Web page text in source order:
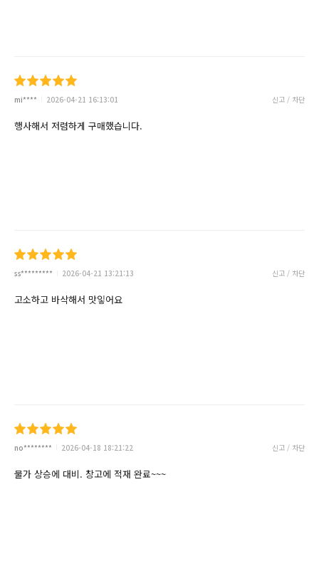
mi**** 2026-04-21 16:13:01 신고 / 차단
행사해서 저렴하게 구매했습니다.
ss********* 2026-04-21 13:21:13 신고 / 차단
고소하고 바삭해서 맛잏어요
no******** 2026-04-18 18:21:22 신고 / 차단
물가 상승에 대비. 창고에 적재 완료~~~